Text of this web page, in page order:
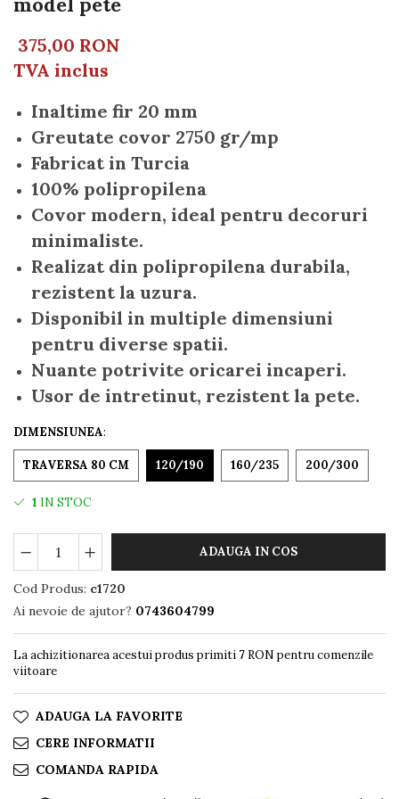
375,00 RON
TVA inclus
Inaltime fir 20 mm
Greutate covor 2750 gr/mp
Fabricat in Turcia
100% polipropilena
Covor modern, ideal pentru decoruri
minimaliste.
Realizat din polipropilena durabila,
rezistent la uzura.
Disponibil in multiple dimensiuni
pentru diverse spatii.
Nuante potrivite oricarei incaperi.
Usor de intretinut, rezistent la pete.
DIMENSIUNEA:
TRAVERSA 80 CM 120/190 160/235 200/300
1 IN STOC
ADAUGA IN COS
Cod Produs: c1720
Ai nevoie de ajutor? 0743604799
La achizitionarea acestui produs primiti 7 RON pentru comenzile
viitoare
ADAUGA LA FAVORITE
CERE INFORMATII
COMANDA RAPIDA